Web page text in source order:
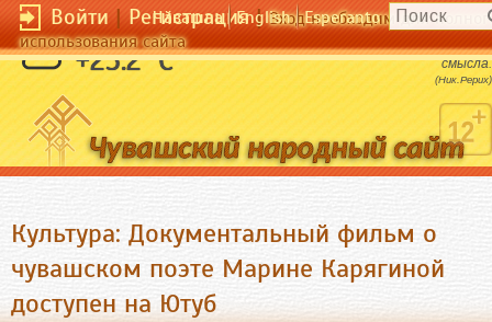
Войти|Регистрация|Вход необходим для
использования сайта
Чӑвашла English Esperanto
+25.2 °C
Неведомые нам слова, все они полны
смысла.
(Ник.Рерих)
Культура: Документальный фильм о
чувашском поэте Марине Карягиной
доступен на Ютуб